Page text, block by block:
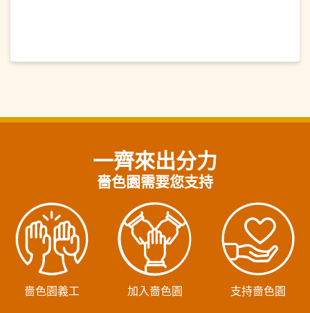
一齊來出分力
嗇色園需要您支持
嗇色園義工 加入嗇色園 支持嗇色園